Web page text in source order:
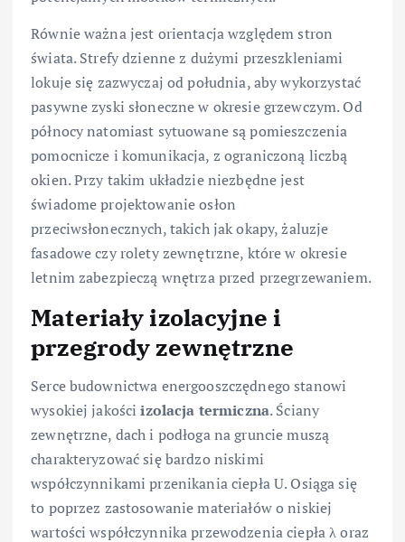
Równie ważna jest orientacja względem stron
świata. Strefy dzienne z dużymi przeszkleniami
lokuje się zazwyczaj od południa, aby wykorzystać
pasywne zyski słoneczne w okresie grzewczym. Od
północy natomiast sytuowane są pomieszczenia
pomocnicze i komunikacja, z ograniczoną liczbą
okien. Przy takim układzie niezbędne jest
świadome projektowanie osłon
przeciwsłonecznych, takich jak okapy, żaluzje
fasadowe czy rolety zewnętrzne, które w okresie
letnim zabezpieczą wnętrza przed przegrzewaniem.
Materiały izolacyjne i
przegrody zewnętrzne
Serce budownictwa energooszczędnego stanowi
wysokiej jakościizolacja termiczna. Ściany
zewnętrzne, dach i podłoga na gruncie muszą
charakteryzować się bardzo niskimi
współczynnikami przenikania ciepła U. Osiąga się
to poprzez zastosowanie materiałów o niskiej
wartości współczynnika przewodzenia ciepła λ oraz